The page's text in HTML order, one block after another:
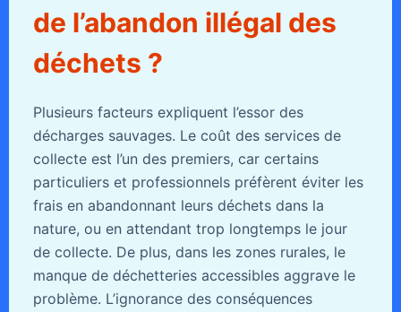
de l’abandon illégal des
déchets ?
Plusieurs facteurs expliquent l’essor des
décharges sauvages. Le coût des services de
collecte est l’un des premiers, car certains
particuliers et professionnels préfèrent éviter les
frais en abandonnant leurs déchets dans la
nature, ou en attendant trop longtemps le jour
de collecte. De plus, dans les zones rurales, le
manque de déchetteries accessibles aggrave le
problème. L’ignorance des conséquences